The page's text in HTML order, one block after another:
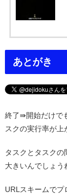
あとがき
終了⇛開始だけで
スクの実行率が上
タスクとタスク
大きいんでしょう
URLスキームで